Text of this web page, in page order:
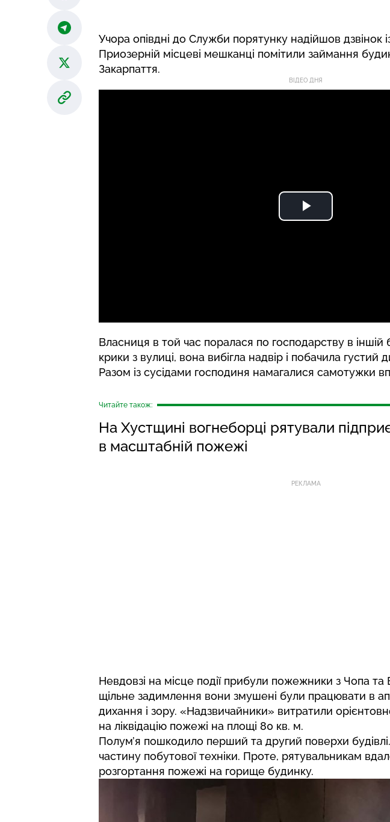
Учора опівдні до Служби порятунку надійшов дзвінок
Приозерній місцеві мешканці помітили займання
Закарпаття.
ВІДЕО ДНЯ
Власниця в той час поралася по господарству в іншій
крики з вулиці, вона вибігла надвір і побачила густий
Разом із сусідами господиня намагалися самотужки
Читайте також:
На Хустщині вогнеборці рятували
в масштабній пожежі
РЕКЛАМА
Невдовзі на місце події прибули пожежники з Чопа та
щільне задимлення вони змушені були працювати в
дихання і зору. «Надзвичайники» витратили
на ліквідацію пожежі на площі 80 кв. м.
Полум’я пошкодило перший та другий поверхи
частину побутової техніки. Проте, рятувальникам
розгортання пожежі на горище будинку.